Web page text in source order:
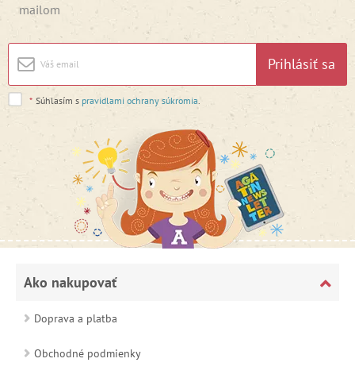
mailom
Prihlásiť sa
* Súhlasím s pravidlami ochrany súkromia
Ako nakupovať
Doprava a platba
Obchodné podmienky